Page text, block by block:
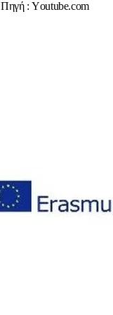
Πηγή : Υoutube.com